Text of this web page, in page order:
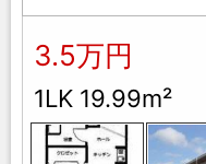
3.5万円
1LK 19.99m²